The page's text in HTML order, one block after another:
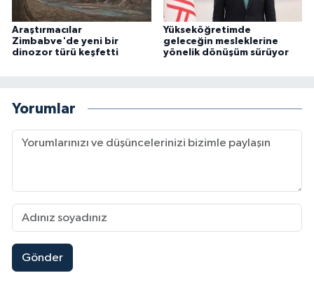
Araştırmacılar
Zimbabve'de yeni bir
dinozor türü keşfetti
Yükseköğretimde
geleceğin mesleklerine
yönelik dönüşüm sürüyor
Yorumlar
Gönder